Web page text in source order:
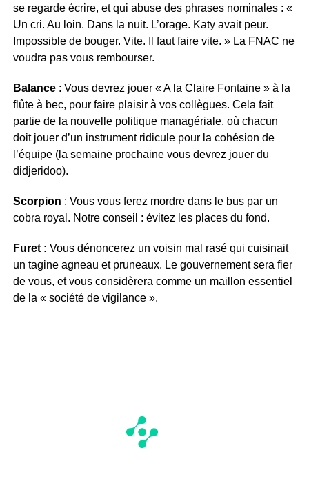
se regarde écrire, et qui abuse des phrases nominales : «
Un cri. Au loin. Dans la nuit. L’orage. Katy avait peur.
Impossible de bouger. Vite. Il faut faire vite. » La FNAC ne
voudra pas vous rembourser.
Balance : Vous devrez jouer « A la Claire Fontaine » à la
flûte à bec, pour faire plaisir à vos collègues. Cela fait
partie de la nouvelle politique managériale, où chacun
doit jouer d’un instrument ridicule pour la cohésion de
l’équipe (la semaine prochaine vous devrez jouer du
didjeridoo).
Scorpion : Vous vous ferez mordre dans le bus par un
cobra royal. Notre conseil : évitez les places du fond.
Furet : Vous dénoncerez un voisin mal rasé qui cuisinait
un tagine agneau et pruneaux. Le gouvernement sera fier
de vous, et vous considèrera comme un maillon essentiel
de la « société de vigilance ».